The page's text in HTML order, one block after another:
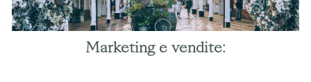
Marketing e vendite: